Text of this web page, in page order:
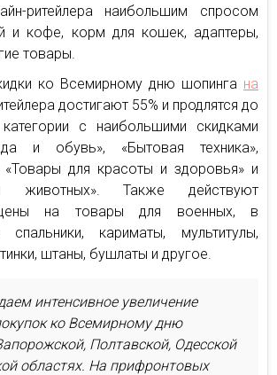
ритейлера наибольшим спросом
и кофе, корм для кошек, адаптеры,
товары.
ко Всемирному дню шопинга на
достигают 55% и продлятся до
с наибольшими скидками
и обувь», «Бытовая техника»,
«Товары для красоты и здоровья» и
животных». Также действуют
на товары для военных, в
спальники, кариматы, мультитулы,
штаны, бушлаты и другое.
интенсивное увеличение
ко Всемирному дню
Полтавской, Одесской
областях. На прифронтовых